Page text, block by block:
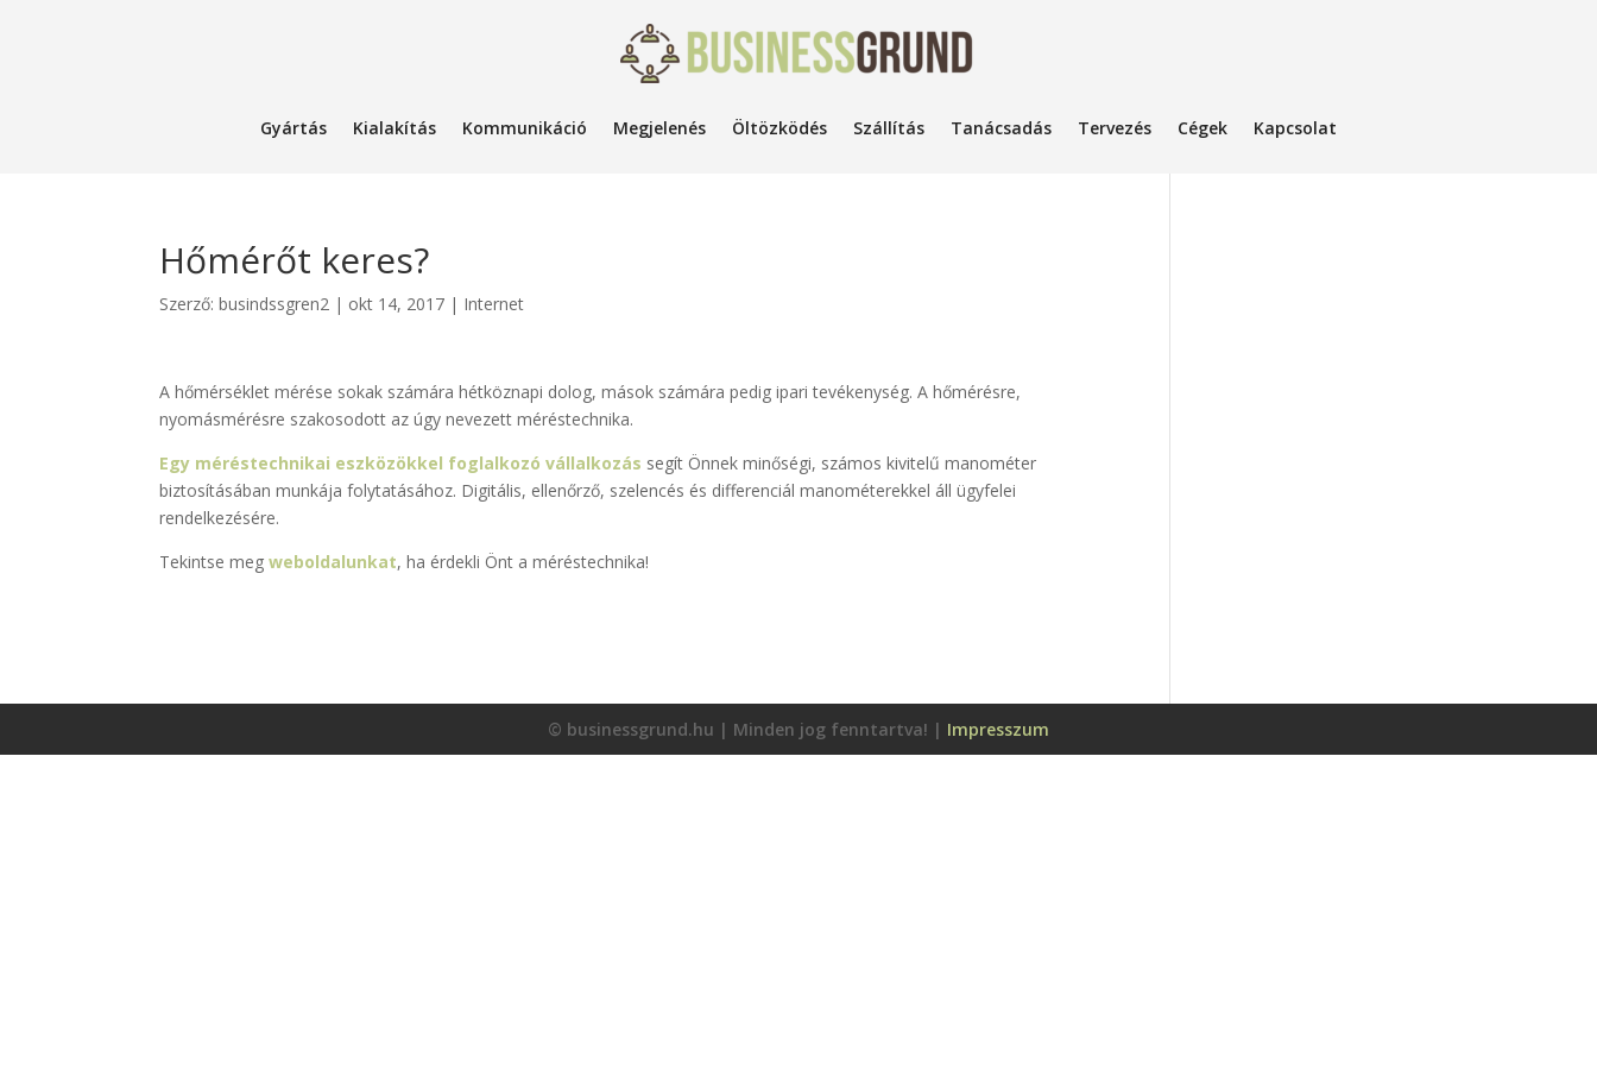
Gyártás Kialakítás Kommunikáció Megjelenés Öltözködés Szállítás Tanácsadás Tervezés Cégek Kapcsolat
Hőmérőt keres?
Szerző:busindssgren2 | okt 14, 2017 | Internet
A hőmérséklet mérése sokak számára hétköznapi dolog, mások számára pedig ipari tevékenység. A hőmérésre,
nyomásmérésre szakosodott az úgy nevezett méréstechnika.
Egy méréstechnikai eszközökkel foglalkozó vállalkozás segít Önnek minőségi, számos kivitelű manométer
biztosításában munkája folytatásához. Digitális, ellenőrző, szelencés és differenciál manométerekkel áll ügyfelei
rendelkezésére.
Tekintse megweboldalunkat, ha érdekli Önt a méréstechnika!
© businessgrund.hu | Minden jog fenntartva! | Impresszum